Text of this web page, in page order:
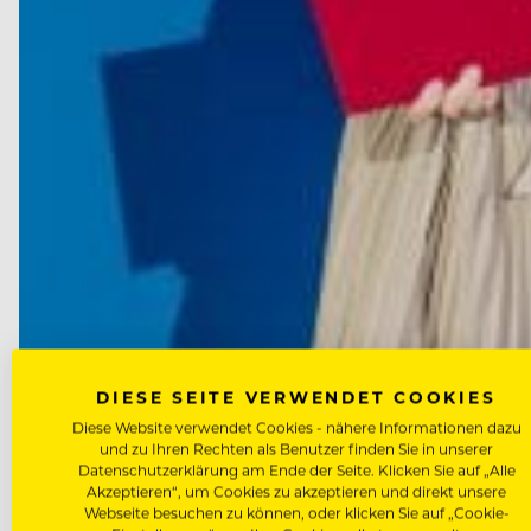
NEWS
Goldenes Ehrenzeichen für
Die Republik dankt der "Vorreiterin" Michaela
DIESE SEITE VERWENDET COOKIES
Diese Website verwendet Cookies - nähere Informationen dazu
und zu Ihren Rechten als Benutzer finden Sie in unserer
Datenschutzerklärung am Ende der Seite. Klicken Sie auf „Alle
Akzeptieren“, um Cookies zu akzeptieren und direkt unsere
Webseite besuchen zu können, oder klicken Sie auf „Cookie-